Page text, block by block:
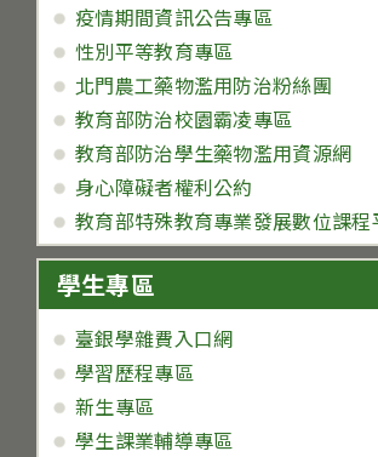
疫情期間資訊公告專區
性別平等教育專區
北門農工藥物濫用防治粉絲團
教育部防治校園霸凌專區
教育部防治學生藥物濫用資源網
身心障礙者權利公約
教育部特殊教育專業發展數位課程
學生專區
臺銀學雜費入口網
學習歷程專區
新生專區
學生課業輔導專區